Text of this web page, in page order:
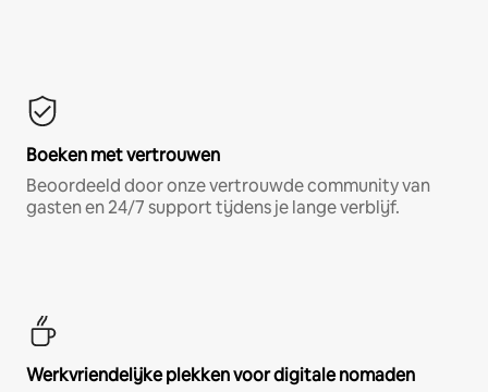
Boeken met vertrouwen
Beoordeeld door onze vertrouwde community van
gasten en 24/7 support tijdens je lange verblijf.
Werkvriendelijke plekken voor digitale nomaden